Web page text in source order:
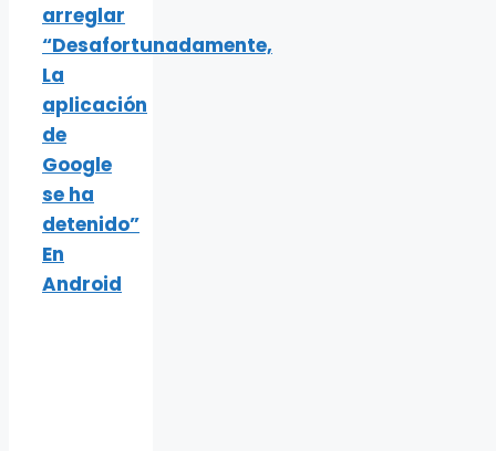
arreglar
“Desafortunadamente,
La
aplicación
de
Google
se ha
detenido”
En
Android